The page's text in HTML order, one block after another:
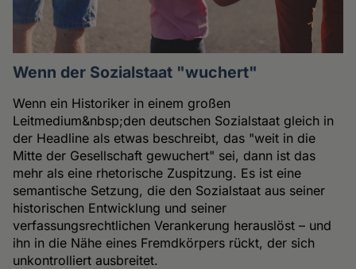
Wenn der Sozialstaat "wuchert"
Wenn ein Historiker in einem großen
Leitmedium&nbsp;den deutschen Sozialstaat gleich in
der Headline als etwas beschreibt, das "weit in die
Mitte der Gesellschaft gewuchert" sei, dann ist das
mehr als eine rhetorische Zuspitzung. Es ist eine
semantische Setzung, die den Sozialstaat aus seiner
historischen Entwicklung und seiner
verfassungsrechtlichen Verankerung herauslöst – und
ihn in die Nähe eines Fremdkörpers rückt, der sich
unkontrolliert ausbreitet.